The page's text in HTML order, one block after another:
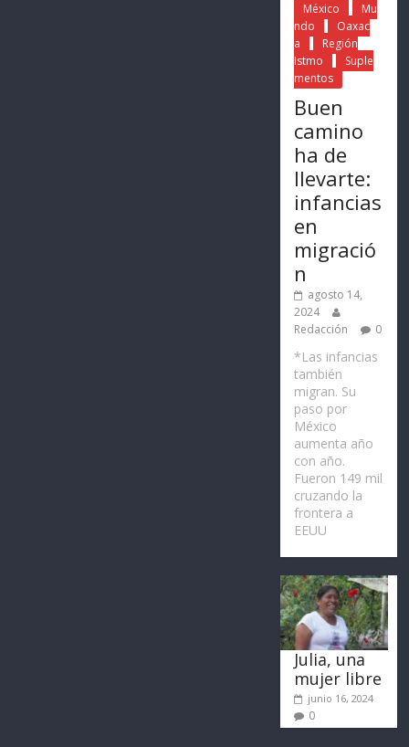
México
Mu
ndo
Oaxac
a
Región
Istmo
Suple
mentos
Buen
camino
ha de
llevarte:
infancias
en
migració
n
agosto 14,
2024
Redacción
0
*Las infancias
también
migran. Su
paso por
México
aumenta año
con año.
Fueron 149 mil
cruzando la
frontera a
EEUU
Julia, una
mujer libre
junio 16, 2024
0